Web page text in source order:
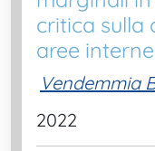
critica sulla
aree interne
Vendemmia
2022